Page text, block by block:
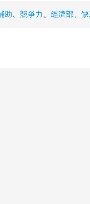
助、 競爭力 、 經濟部、